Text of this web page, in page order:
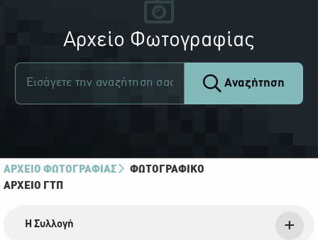
Αρχείο Φωτογραφίας
Αναζήτηση
ΑΡΧΕΙΟ ΦΩΤΟΓΡΑΦΙΑΣ
ΦΩΤΟΓΡΑΦΙΚΌ
ΑΡΧΕΊΟ ΓΤΠ
Η Συλλογή